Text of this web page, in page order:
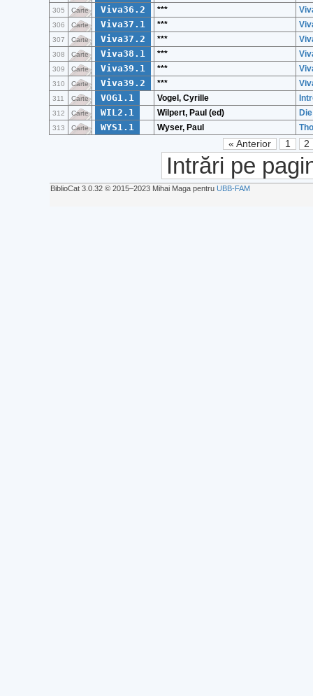
305 Carte Viva36.2 ***
306 Carte Viva37.1 ***
307 Carte Viva37.2 ***
308 Carte Viva38.1 ***
309 Carte Viva39.1 ***
310 Carte Viva39.2 ***
311 Carte VOG1.1 Vogel, Cyrille
312 Carte WIL2.1 Wilpert, Paul (ed)
313 Carte WYS1.1 Wyser, Paul
« Anterior 1 2
Intrări pe
BiblioCat 3.0.32 © 2015‒2023 Mihai Maga pentru UBB-FAM